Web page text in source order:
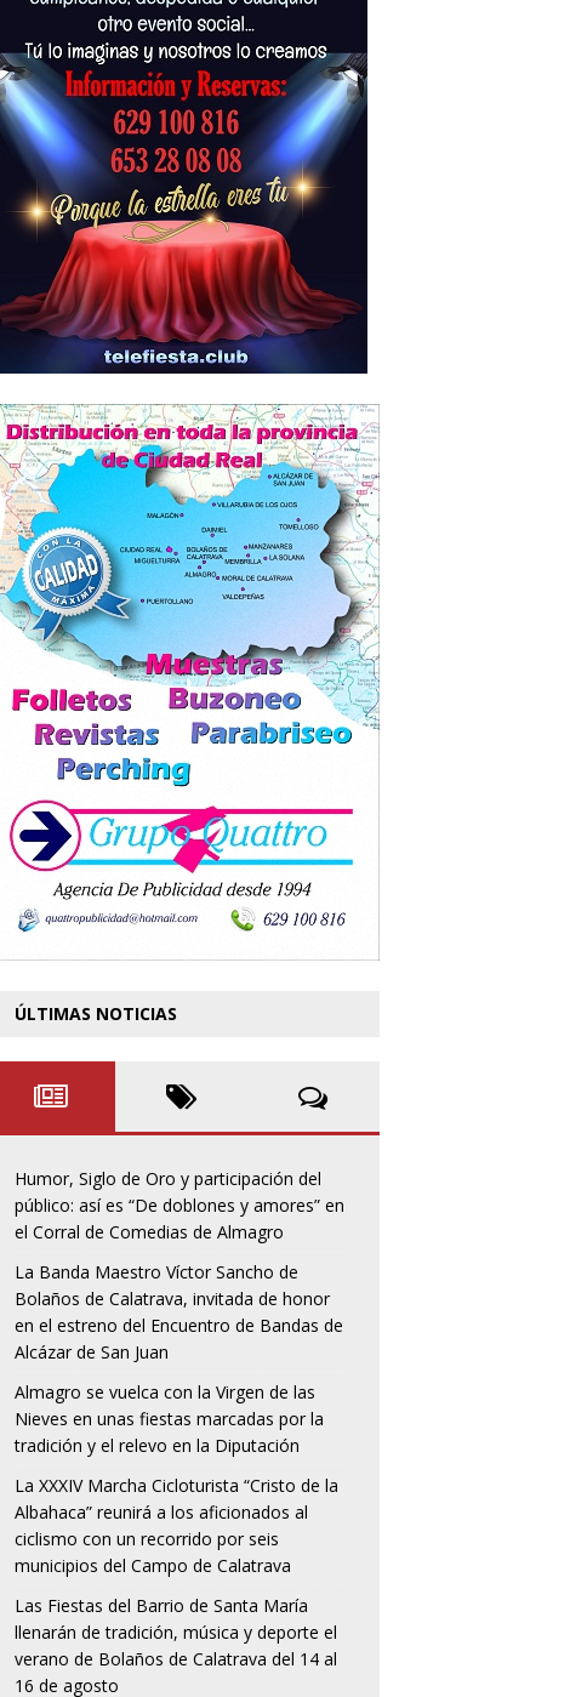
ÚLTIMAS NOTICIAS
Humor, Siglo de Oro y participación del
público: así es “De doblones y amores” en
el Corral de Comedias de Almagro
La Banda Maestro Víctor Sancho de
Bolaños de Calatrava, invitada de honor
en el estreno del Encuentro de Bandas de
Alcázar de San Juan
Almagro se vuelca con la Virgen de las
Nieves en unas fiestas marcadas por la
tradición y el relevo en la Diputación
La XXXIV Marcha Cicloturista “Cristo de la
Albahaca” reunirá a los aficionados al
ciclismo con un recorrido por seis
municipios del Campo de Calatrava
Las Fiestas del Barrio de Santa María
llenarán de tradición, música y deporte el
verano de Bolaños de Calatrava del 14 al
16 de agosto